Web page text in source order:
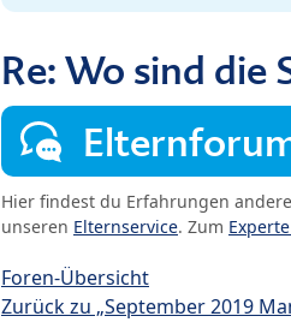
Re: Wo sind
Hier findest du Erfahrungen
unseren Elternservice. Zum
Foren-Übersicht
Zurück zu „September 2019